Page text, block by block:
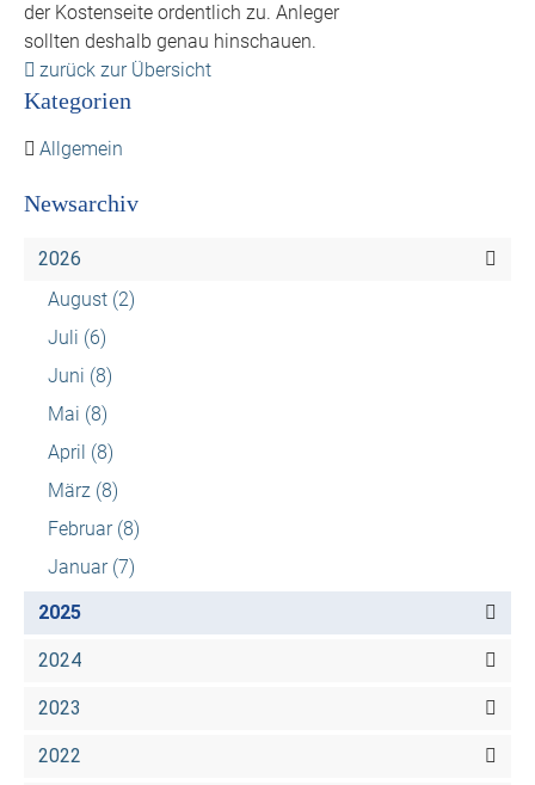
der Kostenseite ordentlich zu. Anleger
sollten deshalb genau hinschauen.
zurück zur Übersicht
Kategorien
Allgemein
Newsarchiv
2026
August (2)
Juli (6)
Juni (8)
Mai (8)
April (8)
März (8)
Februar (8)
Januar (7)
2025
2024
2023
2022